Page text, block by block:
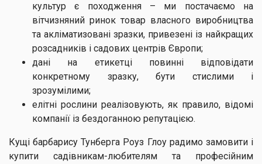
культур є походження – ми постачаємо на
вітчизняний ринок товар власного виробництва
та акліматизовані зразки, привезені із найкращих
розсадників і садових центрів Європи;
дані на етикетці повинні відповідати
конкретному зразку, бути стислими і
зрозумілими;
елітні рослини реалізовують, як правило, відомі
компанії із бездоганною репутацією.
Кущі барбарису Тунберга Роуз Глоу радимо замовити і
купити садівникам-любителям та професійним